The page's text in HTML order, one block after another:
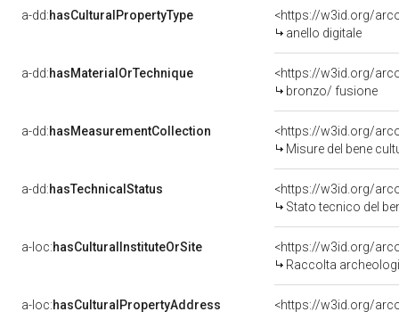
a-dd:hasCulturalPropertyType
<https://w3id.org/
anello digitale
a-dd:hasMaterialOrTechnique
<https://w3id.org/
bronzo/ fusione
a-dd:hasMeasurementCollection
<https://w3id.org/
Misure del bene
a-dd:hasTechnicalStatus
<https://w3id.org/
Stato tecnico del
a-loc:hasCulturalInstituteOrSite
<https://w3id.org/
Raccolta
a-loc:hasCulturalPropertyAddress <https://w3id.org/